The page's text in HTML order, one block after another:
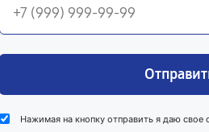
Нажимая на кнопку отправить я даю свое